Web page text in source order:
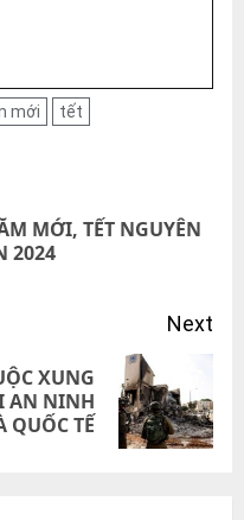
mới tết
MỚI, TẾT NGUYÊN
2024
Next
XUNG
AN NINH
QUỐC TẾ